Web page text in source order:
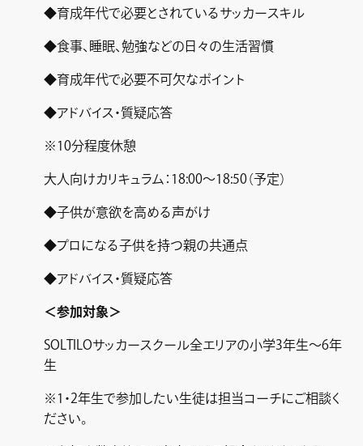
◆育成年代で必要とされているサッカースキル
◆食事、睡眠、勉強などの日々の生活習慣
◆育成年代で必要不可欠なポイント
◆アドバイス・質疑応答
※10分程度休憩
大人向けカリキュラム：18:00～18:50（予定）
◆子供が意欲を高める声がけ
◆プロになる子供を持つ親の共通点
◆アドバイス・質疑応答
＜参加対象＞
SOLTILOサッカースクール全エリアの小学3年生～6年
生
※1・2年生で参加したい生徒は担当コーチにご相談く
ださい。